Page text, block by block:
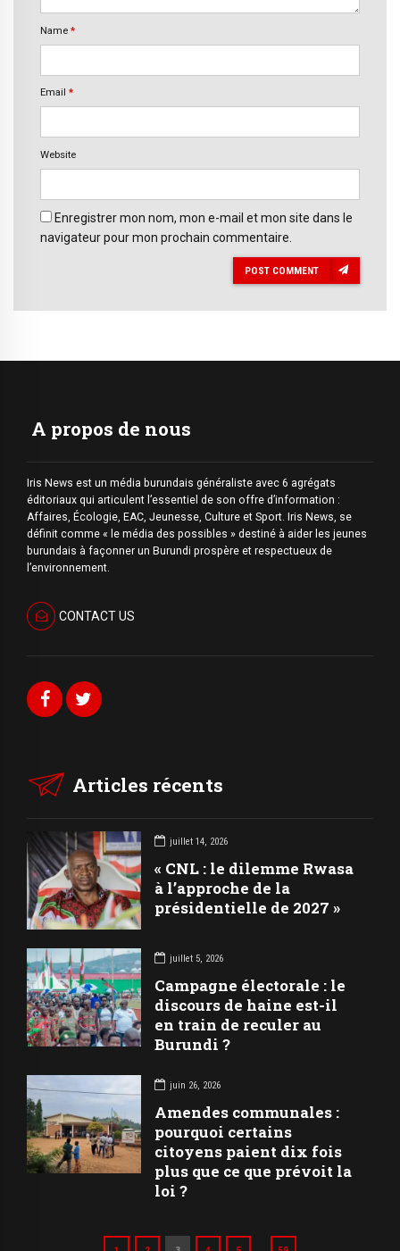
Name *
Email *
Website
Enregistrer mon nom, mon e-mail et mon site dans le
navigateur pour mon prochain commentaire.
POST COMMENT
A propos de nous
Iris News est un média burundais généraliste avec 6 agrégats
éditoriaux qui articulent l’essentiel de son offre d’information :
Affaires, Écologie, EAC, Jeunesse, Culture et Sport. Iris News, se
définit comme « le média des possibles » destiné à aider les jeunes
burundais à façonner un Burundi prospère et respectueux de
l’environnement.
CONTACT US
Articles récents
juillet 14, 2026
« CNL : le dilemme Rwasa
à l’approche de la
présidentielle de 2027 »
juillet 5, 2026
Campagne électorale : le
discours de haine est-il
en train de reculer au
Burundi ?
juin 26, 2026
Amendes communales :
pourquoi certains
citoyens paient dix fois
plus que ce que prévoit la
loi ?